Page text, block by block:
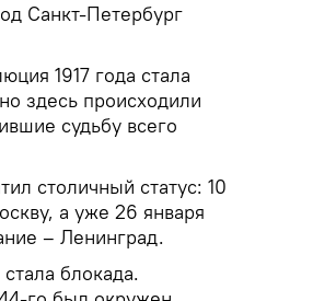
Санкт-Петербург
1917 года стала
здесь происходили
судьбу всего
столичный статус: 10
а уже 26 января
– Ленинград.
блокада.